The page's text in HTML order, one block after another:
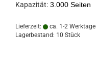
Kapazität: 3.000 Seiten
Lieferzeit: ca. 1-2 Werktage
Lagerbestand: 10 Stück